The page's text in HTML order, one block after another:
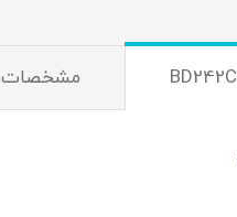
مشخصات